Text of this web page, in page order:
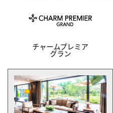
チャームプレミア
グラン